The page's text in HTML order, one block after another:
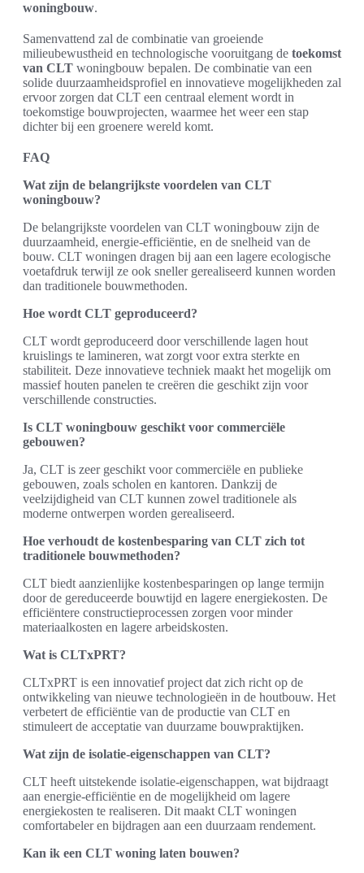
woningbouw.
Samenvattend zal de combinatie van groeiende
milieubewustheid en technologische vooruitgang de toekomst
van CLT woningbouw bepalen. De combinatie van een
solide duurzaamheidsprofiel en innovatieve mogelijkheden zal
ervoor zorgen dat CLT een centraal element wordt in
toekomstige bouwprojecten, waarmee het weer een stap
dichter bij een groenere wereld komt.
FAQ
Wat zijn de belangrijkste voordelen van CLT
woningbouw?
De belangrijkste voordelen van CLT woningbouw zijn de
duurzaamheid, energie-efficiëntie, en de snelheid van de
bouw. CLT woningen dragen bij aan een lagere ecologische
voetafdruk terwijl ze ook sneller gerealiseerd kunnen worden
dan traditionele bouwmethoden.
Hoe wordt CLT geproduceerd?
CLT wordt geproduceerd door verschillende lagen hout
kruislings te lamineren, wat zorgt voor extra sterkte en
stabiliteit. Deze innovatieve techniek maakt het mogelijk om
massief houten panelen te creëren die geschikt zijn voor
verschillende constructies.
Is CLT woningbouw geschikt voor commerciële
gebouwen?
Ja, CLT is zeer geschikt voor commerciële en publieke
gebouwen, zoals scholen en kantoren. Dankzij de
veelzijdigheid van CLT kunnen zowel traditionele als
moderne ontwerpen worden gerealiseerd.
Hoe verhoudt de kostenbesparing van CLT zich tot
traditionele bouwmethoden?
CLT biedt aanzienlijke kostenbesparingen op lange termijn
door de gereduceerde bouwtijd en lagere energiekosten. De
efficiëntere constructieprocessen zorgen voor minder
materiaalkosten en lagere arbeidskosten.
Wat is CLTxPRT?
CLTxPRT is een innovatief project dat zich richt op de
ontwikkeling van nieuwe technologieën in de houtbouw. Het
verbetert de efficiëntie van de productie van CLT en
stimuleert de acceptatie van duurzame bouwpraktijken.
Wat zijn de isolatie-eigenschappen van CLT?
CLT heeft uitstekende isolatie-eigenschappen, wat bijdraagt
aan energie-efficiëntie en de mogelijkheid om lagere
energiekosten te realiseren. Dit maakt CLT woningen
comfortabeler en bijdragen aan een duurzaam rendement.
Kan ik een CLT woning laten bouwen?